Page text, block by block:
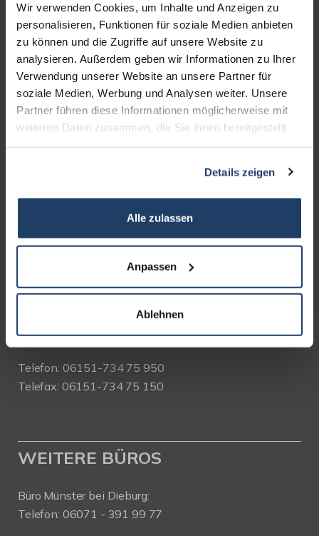
Wir verwenden Cookies, um Inhalte und Anzeigen zu
personalisieren, Funktionen für soziale Medien anbieten
zu können und die Zugriffe auf unsere Website zu
analysieren. Außerdem geben wir Informationen zu Ihrer
Verwendung unserer Website an unsere Partner für
soziale Medien, Werbung und Analysen weiter. Unsere
Partner führen diese Informationen möglicherweise mit
weiteren Daten zusammen, die Sie ihnen bereitgestellt
Details zeigen
Alle zulassen
Anpassen
Ablehnen
terrakon Immobilienberatung
Bad Nauheimer Straße 4
Bürozeiten:
Mo. - Fr. 9.00 - 18.00 Uhr
Sa. + So. nach Vereinbarung
Telefon: 06151-734 75 950
Telefax: 06151-734 75 150
WEITERE BÜROS
Büro Münster bei Dieburg:
Telefon: 06071 - 391 99 77